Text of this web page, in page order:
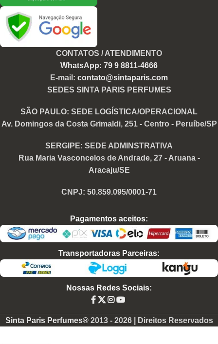
CONTATOS / ATENDIMENTO
WhatsApp: 79 9 8811-4666
E-mail: contato@sintaparis.com
SEDES SINTA PARIS PERFUMES
SÃO PAULO: SEDE LOGÍSTICA/OPERACIONAL
Av. Domingos da Costa Grimaldi, 251 - Centro - Peruíbe/SP
SERGIPE: SEDE ADMINSTRATIVA
Rua Maria Vasconcelos de Andrade, 27 - Aruana -
Aracaju/SE
CNPJ: 50.859.095/0001-71
Pagamentos aceitos:
Transportadoras Parceiras:
Nossas Redes Sociais:
Sinta Paris Perfumes® 2013 - 2026 | Direitos Reservados
Perfume